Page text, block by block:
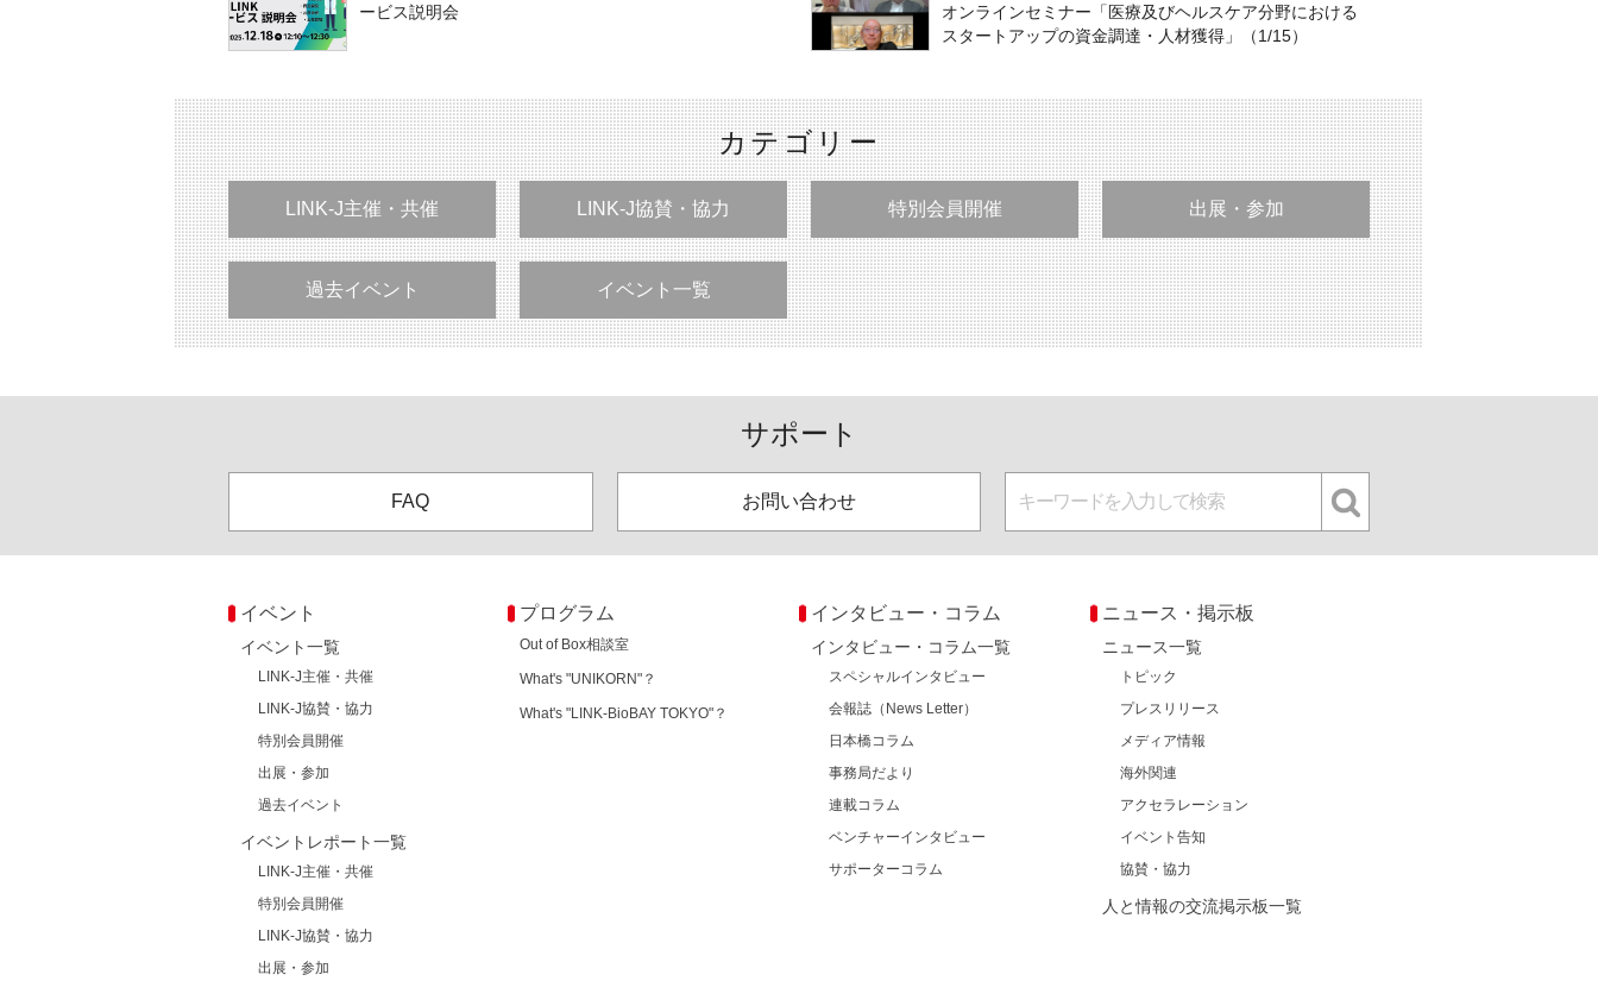
ービス説明会
オンラインセミナー「医療及びヘルスケア分野における
スタートアップの資金調達・人材獲得」（1/15）
カテゴリー
LINK-J主催・共催 LINK-J協賛・協力 特別会員開催 出展・参加
過去イベント イベント一覧
サポート
FAQ お問い合わせ
イベント
イベント一覧
LINK-J主催・共催
LINK-J協賛・協力
特別会員開催
出展・参加
過去イベント
イベントレポート一覧
LINK-J主催・共催
特別会員開催
LINK-J協賛・協力
出展・参加
プログラム
Out of Box相談室
What's "UNIKORN"？
What's "LINK-BioBAY TOKYO"？
インタビュー・コラム
インタビュー・コラム一覧
スペシャルインタビュー
会報誌（News Letter）
日本橋コラム
事務局だより
連載コラム
ベンチャーインタビュー
サポーターコラム
ニュース・掲示板
ニュース一覧
トピック
プレスリリース
メディア情報
海外関連
アクセラレーション
イベント告知
協賛・協力
人と情報の交流掲示板一覧